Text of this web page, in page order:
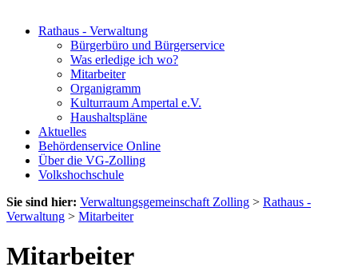
Rathaus - Verwaltung
Bürgerbüro und Bürgerservice
Was erledige ich wo?
Mitarbeiter
Organigramm
Kulturraum Ampertal e.V.
Haushaltspläne
Aktuelles
Behördenservice Online
Über die VG-Zolling
Volkshochschule
Sie sind hier: Verwaltungsgemeinschaft Zolling > Rathaus -
Verwaltung > Mitarbeiter
Mitarbeiter